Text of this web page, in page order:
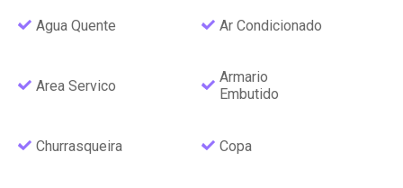
Agua Quente Ar Condicionado
Area Servico
Armario
Embutido
Churrasqueira Copa